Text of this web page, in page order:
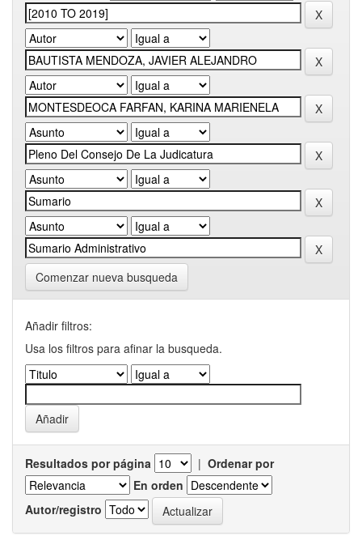
Comenzar nueva busqueda
Añadir filtros:
Usa los filtros para afinar la busqueda.
Resultados por página | Ordenar por
En orden
Autor/registro